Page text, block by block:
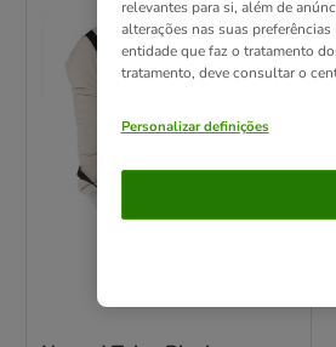
relevantes para si, além de
alterações nas suas
entidade que faz o tratamento
tratamento, deve consultar o
Personalizar definições